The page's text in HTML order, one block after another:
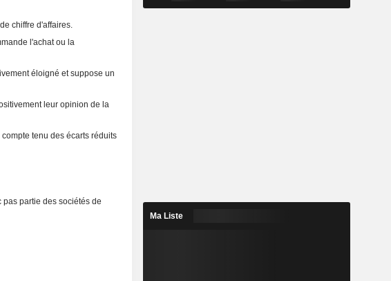
chiffre d'affaires.
l'achat ou la
éloigné et suppose un
leur opinion de la
tenu des écarts réduits
partie des sociétés de
Ma Liste